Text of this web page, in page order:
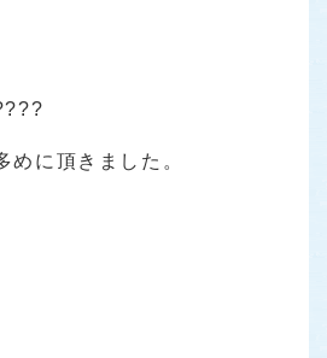
めに頂きました。